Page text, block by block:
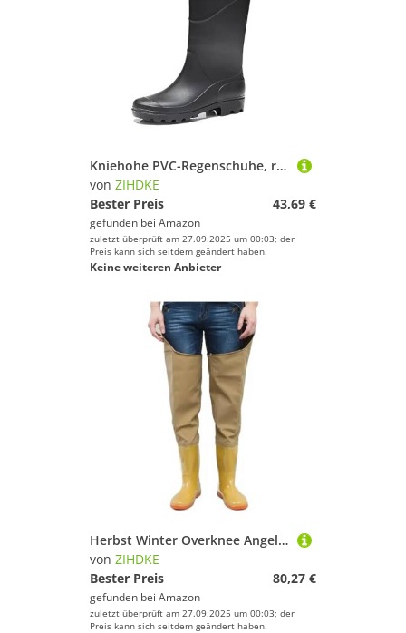
Kniehohe PVC-Regenschuhe, rutschfest, for Herren, Angeln, Outdoor, Wathose, Kosten, Dicke Stiefel bis zur Mitte der Wade for Wandern, Gummistiefel Für Industrie Handwerk(Knee high Black,40)
von ZIHDKE
Bester Preis
43,69 €
gefunden bei Amazon
zuletzt überprüft am 27.09.2025 um 00:03; der
Preis kann sich seitdem geändert haben.
Keine weiteren Anbieter
Herbst Winter Overknee Angelschuhe Herren wasserdichte Sicherheitsarbeitsschuhe Mann Gummistiefel Hohe Regenstiefel Für Industrie Handwerk(Beige B,9)
von ZIHDKE
Bester Preis
80,27 €
gefunden bei Amazon
zuletzt überprüft am 27.09.2025 um 00:03; der
Preis kann sich seitdem geändert haben.